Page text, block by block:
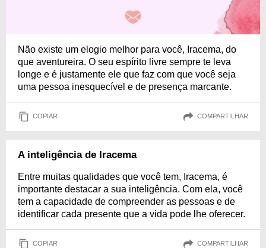
Não existe um elogio melhor para você, Iracema, do
que aventureira. O seu espírito livre sempre te leva
longe e é justamente ele que faz com que você seja
uma pessoa inesquecível e de presença marcante.
COPIAR COMPARTILHAR
A inteligência de Iracema
Entre muitas qualidades que você tem, Iracema, é
importante destacar a sua inteligência. Com ela, você
tem a capacidade de compreender as pessoas e de
identificar cada presente que a vida pode lhe oferecer.
COPIAR COMPARTILHAR